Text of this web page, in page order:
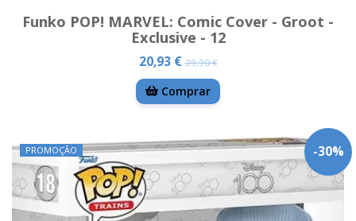
Funko POP! MARVEL: Comic Cover - Groot -
Exclusive - 12
20,93 €29,90 €
Comprar
-30%
PROMOÇÃO